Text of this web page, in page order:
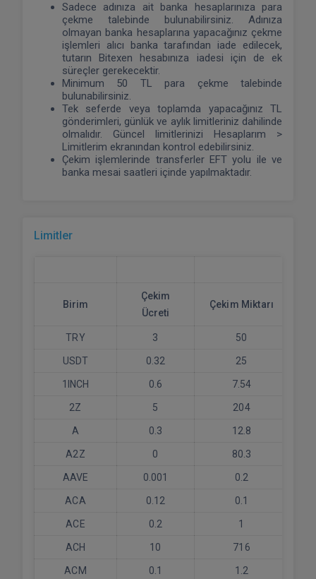
Sadece adınıza ait banka hesaplarınıza para
çekme talebinde bulunabilirsiniz. Adınıza
olmayan banka hesaplarına yapacağınız çekme
işlemleri alıcı banka tarafından iade edilecek,
tutarın Bitexen hesabınıza iadesi için de ek
süreçler gerekecektir.
Minimum 50 TL para çekme talebinde
bulunabilirsiniz.
Tek seferde veya toplamda yapacağınız TL
gönderimleri, günlük ve aylık limitleriniz dahilinde
olmalıdır. Güncel limitlerinizi Hesaplarım >
Limitlerim ekranından kontrol edebilirsiniz.
Çekim işlemlerinde transferler EFT yolu ile ve
banka mesai saatleri içinde yapılmaktadır.
Limitler
Birim
Çekim
Ücreti
Çekim Miktarı
TRY 3 50
USDT 0.32 25
1INCH 0.6 7.54
2Z 5 204
A 0.3 12.8
A2Z 0 80.3
AAVE 0.001 0.2
ACA 0.12 0.1
ACE 0.2 1
ACH 10 716
ACM 0.1 1.2